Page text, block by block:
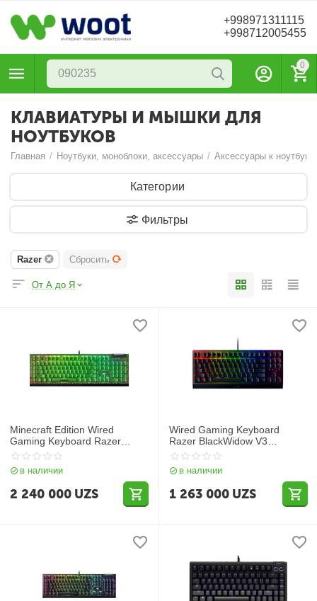
+998971311115
+998712005455
0
КЛАВИАТУРЫ И МЫШКИ ДЛЯ
НОУТБУКОВ
Главная / Ноутбуки, моноблоки, аксессуары / Аксессуары к
Категории
Фильтры
Razer Сбросить
От А до Я
Minecraft Edition Wired
Gaming Keyboard Razer
BlackWidow V4 X (Green
Switch)
в наличии
2 240 000 UZS
Wired Gaming Keyboard
Razer BlackWidow V3
Tenkeyless (Green Switch) -
Russian Layout
в наличии
1 263 000 UZS